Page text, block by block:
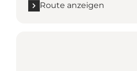
Route anzeigen